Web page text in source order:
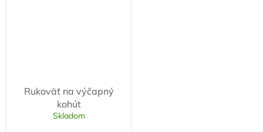
Rukoväť na výčapný
kohút
Skladom